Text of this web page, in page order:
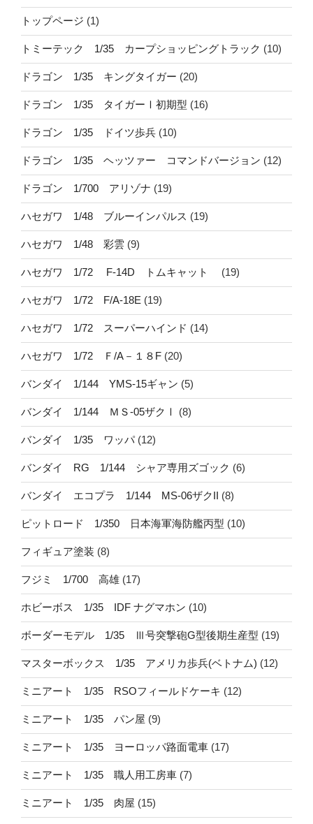
トップページ (1)
トミーテック 1/35 カープショッピングトラック (10)
ドラゴン 1/35 キングタイガー (20)
ドラゴン 1/35 タイガーⅠ初期型 (16)
ドラゴン 1/35 ドイツ歩兵 (10)
ドラゴン 1/35 ヘッツァー コマンドバージョン (12)
ドラゴン 1/700 アリゾナ (19)
ハセガワ 1/48 ブルーインパルス (19)
ハセガワ 1/48 彩雲 (9)
ハセガワ 1/72 F-14D トムキャット (19)
ハセガワ 1/72 F/A-18E (19)
ハセガワ 1/72 スーパーハインド (14)
ハセガワ 1/72 Ｆ/A－１８F (20)
バンダイ 1/144 YMS-15ギャン (5)
バンダイ 1/144 ＭＳ-05ザクⅠ (8)
バンダイ 1/35 ワッパ(12)
バンダイ RG 1/144 シャア専用ズゴック (6)
バンダイ エコプラ 1/144 MS-06ザクII (8)
ピットロード 1/350 日本海軍海防艦丙型 (10)
フィギュア塗装 (8)
フジミ 1/700 高雄 (17)
ホビーボス 1/35 IDF ナグマホン (10)
ボーダーモデル 1/35 Ⅲ号突撃砲G型後期生産型 (19)
マスターボックス 1/35 アメリカ歩兵(ベトナム) (12)
ミニアート 1/35 RSOフィールドケーキ (12)
ミニアート 1/35 パン屋 (9)
ミニアート 1/35 ヨーロッパ路面電車 (17)
ミニアート 1/35 職人用工房車 (7)
ミニアート 1/35 肉屋 (15)